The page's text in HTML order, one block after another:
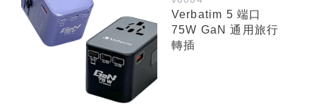
Verbatim 5 端口
75W GaN 通用旅行
轉插